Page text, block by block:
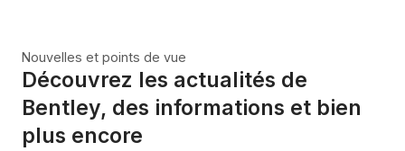
Nouvelles et points de vue
Découvrez les actualités de
Bentley, des informations et bien
plus encore